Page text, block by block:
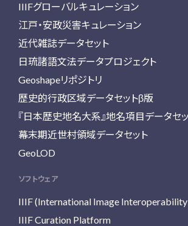
IIIFグローバルキュレーション
江戸・安政災害キュレーション
近代雑誌データセット
日琉諸語文法データプロジェクト
Geoshapeリポジトリ
歴史的行政区域データセットβ版
『日本歴史地名大系』地名項目データセ
幕末期近世村領域データセット
GeoLOD
ソフトウェア
IIIF (International Image
IIIF Curation Platform